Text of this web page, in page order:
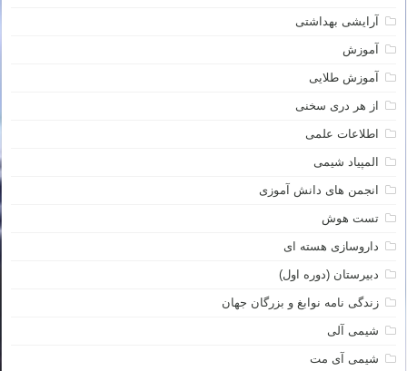
آرایشی بهداشتی
آموزش
آموزش طلایی
از هر دری سخنی
اطلاعات علمی
المپیاد شیمی
انجمن های دانش آموزی
تست هوش
داروسازی هسته ای
دبیرستان (دوره اول)
زندگی نامه نوابغ و بزرگان جهان
شیمی آلی
شیمی آی مت